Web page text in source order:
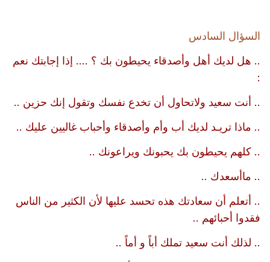
السؤال السادس
.. هل لديك أهل وأصدقاء يحيطون بك ؟ .... إذا إجابتك نعم
.. أنت سعيد ولاتحاول أن تخدع نفسك وتقول إنك حزين ..
.. ماذا تريـد لديك أب وأم وأصدقاء وأحباب غاليين عليك ..
.. كلهم يحيطون بك يحبونك ويراعونك ..
.. ماأسعدك ..
.. أتعلم أن سعادتك هذه تحسد عليها لأن الكثير من الناس
فقدوا أحبائهم ..
.. لذلك أنت سعيد تملك أباً و أماً ..